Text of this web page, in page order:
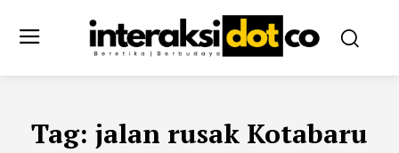
Tag: jalan rusak Kotabaru